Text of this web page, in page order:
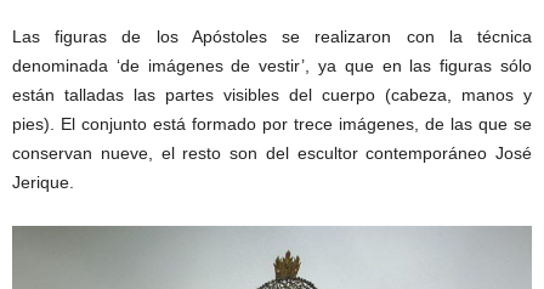
Las figuras de los Apóstoles se realizaron con la técnica
denominada ‘de imágenes de vestir’, ya que en las figuras sólo
están talladas las partes visibles del cuerpo (cabeza, manos y
pies). El conjunto está formado por trece imágenes, de las que se
conservan nueve, el resto son del escultor contemporáneo José
Jerique.